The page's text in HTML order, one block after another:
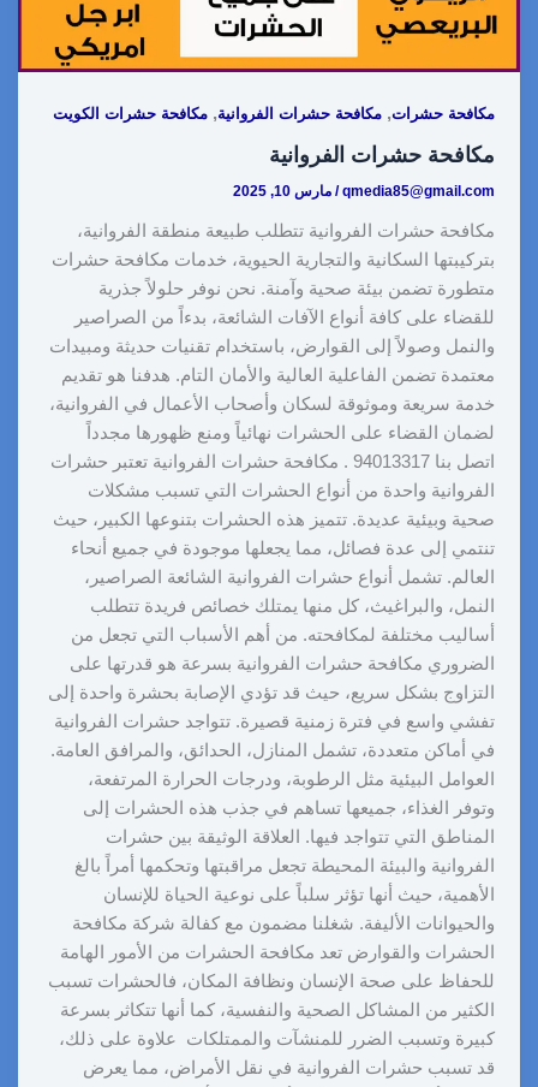
مكافحة حشرات,مكافحة حشرات الفروانية,مكافحة حشرات الكويت
مكافحة حشرات الفروانية
qmedia85@gmail.com
/مارس 10, 2025
مكافحة حشرات الفروانية تتطلب طبيعة منطقة الفروانية،
بتركيبتها السكانية والتجارية الحيوية، خدمات مكافحة حشرات
متطورة تضمن بيئة صحية وآمنة. نحن نوفر حلولاً جذرية
للقضاء على كافة أنواع الآفات الشائعة، بدءاً من الصراصير
والنمل وصولاً إلى القوارض، باستخدام تقنيات حديثة ومبيدات
معتمدة تضمن الفاعلية العالية والأمان التام. هدفنا هو تقديم
خدمة سريعة وموثوقة لسكان وأصحاب الأعمال في الفروانية،
لضمان القضاء على الحشرات نهائياً ومنع ظهورها مجدداً
اتصل بنا 94013317 . مكافحة حشرات الفروانية تعتبر حشرات
الفروانية واحدة من أنواع الحشرات التي تسبب مشكلات
صحية وبيئية عديدة. تتميز هذه الحشرات بتنوعها الكبير، حيث
تنتمي إلى عدة فصائل، مما يجعلها موجودة في جميع أنحاء
العالم. تشمل أنواع حشرات الفروانية الشائعة الصراصير،
النمل، والبراغيث، كل منها يمتلك خصائص فريدة تتطلب
أساليب مختلفة لمكافحته. من أهم الأسباب التي تجعل من
الضروري مكافحة حشرات الفروانية بسرعة هو قدرتها على
التزاوج بشكل سريع، حيث قد تؤدي الإصابة بحشرة واحدة إلى
تفشي واسع في فترة زمنية قصيرة. تتواجد حشرات الفروانية
في أماكن متعددة، تشمل المنازل، الحدائق، والمرافق العامة.
العوامل البيئية مثل الرطوبة، ودرجات الحرارة المرتفعة،
وتوفر الغذاء، جميعها تساهم في جذب هذه الحشرات إلى
المناطق التي تتواجد فيها. العلاقة الوثيقة بين حشرات
الفروانية والبيئة المحيطة تجعل مراقبتها وتحكمها أمراً بالغ
الأهمية، حيث أنها تؤثر سلباً على نوعية الحياة للإنسان
والحيوانات الأليفة. شغلنا مضمون مع كفالة شركة مكافحة
الحشرات والقوارض تعد مكافحة الحشرات من الأمور الهامة
للحفاظ على صحة الإنسان ونظافة المكان، فالحشرات تسبب
الكثير من المشاكل الصحية والنفسية، كما أنها تتكاثر بسرعة
كبيرة وتسبب الضرر للمنشآت والممتلكات علاوة على ذلك،
قد تسبب حشرات الفروانية في نقل الأمراض، مما يعرض